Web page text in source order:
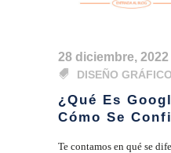
28 diciembre, 2022
DISEÑO GRÁFICO
¿Qué Es
Cómo Se
Te contamos en qué se